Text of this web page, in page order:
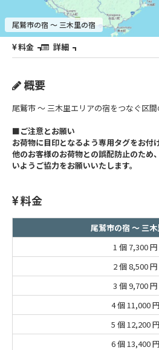
尾鷲市の宿 ～ 三木里の宿
料金 詳細
概要
尾鷲市 ～ 三木里エリアの宿をつなぐ区間
■ご注意とお願い
お荷物に目印となるよう専用タグをお付け
他のお客様のお荷物との誤配防止のため
いようご協力をお願いいたします。
料金
尾鷲市の宿 ～ 三
1 個7,300 円
2 個8,500 円
3 個9,700 円
4 個11,000 円
5 個12,200 円
6 個13,400 円